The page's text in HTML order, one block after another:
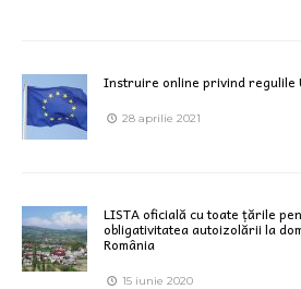
Instruire online privind regulile
28 aprilie 2021
LISTA oficială cu toate țările
obligativitatea autoizolării la
România
15 iunie 2020